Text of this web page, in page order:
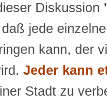
Diskussion
jede
kann, der
Jeder kann
Stadt zu